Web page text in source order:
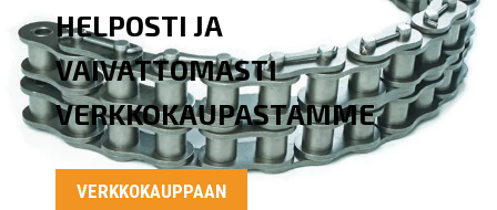
HELPOSTI JA
VAIVATTOMASTI
VERKKOKAUPASTAMME
VERKKOKAUPPAAN